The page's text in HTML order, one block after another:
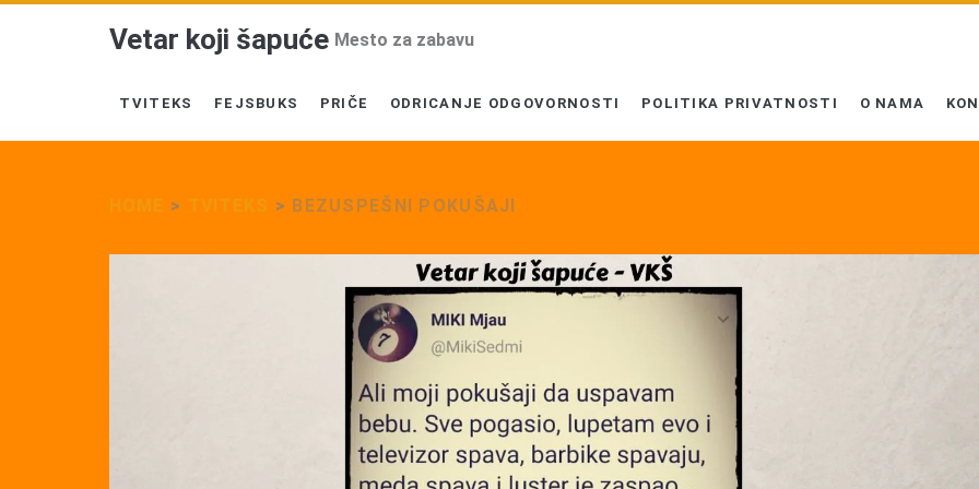
Vetar koji šapuće Mesto za zabavu
TVITEKS FEJSBUKS PRIČE ODRICANJE ODGOVORNOSTI POLITIKA PRIVATNOSTI O NAMA
> > BEZUSPEŠNI POKUŠAJI